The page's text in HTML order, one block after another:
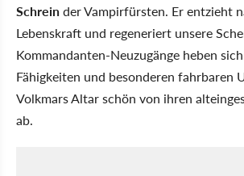
Schreinder Vampirfürsten. Er entzieht
Lebenskraft und regeneriert unsere
Kommandanten-Neuzugänge heben
Fähigkeiten und besonderen fahrbaren
Volkmars Altar schön von ihren
ab.